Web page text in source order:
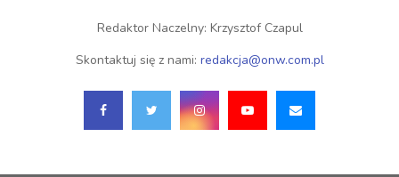
Redaktor Naczelny: Krzysztof Czapul
Skontaktuj się z nami: redakcja@onw.com.pl